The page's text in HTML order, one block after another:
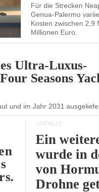
Für die Strecken
Genua-Palermo
Kosten zwischen 2,9
Millionen Euro.
Ultra-Luxus-
Seasons
und im Jahr 2031
UNFÄLLE
Ein
wurde in
von
Drohne